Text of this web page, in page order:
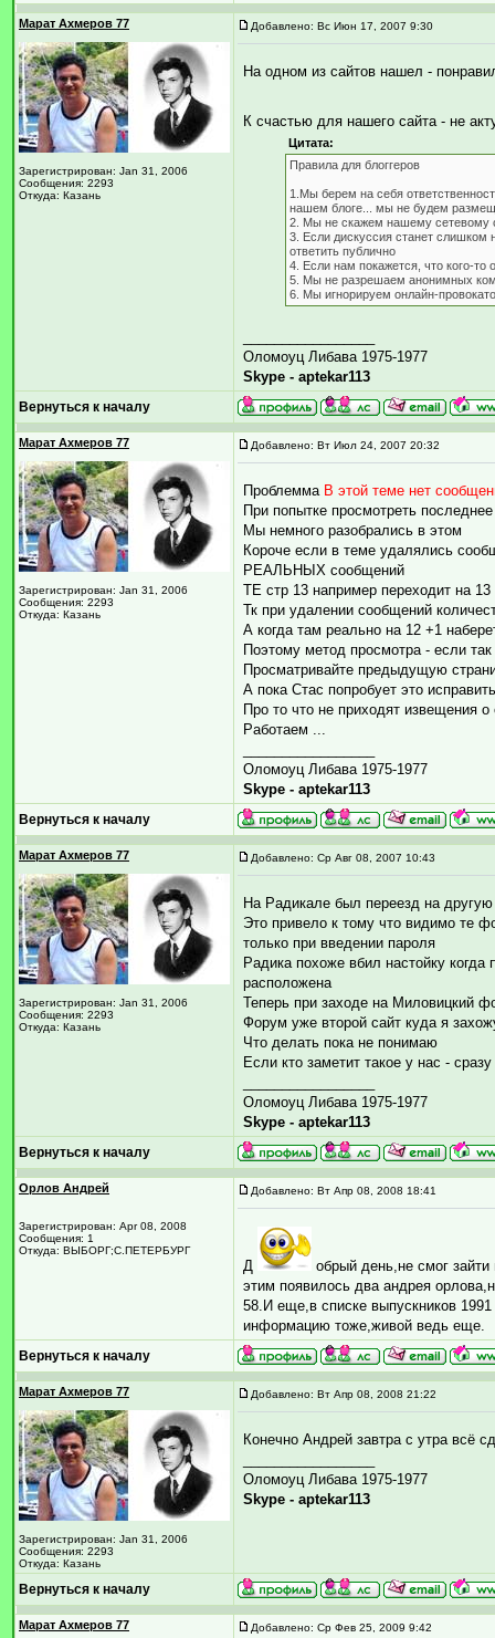
Марат Ахмеров 77
Зарегистрирован: Jan 31, 2006
Сообщения: 2293
Откуда: Казань
Добавлено: Вс Июн 17, 2007 9:30
На одном из сайтов нашел -
К счастью для нашего сайта - не
Цитата:
Правила для блоггеров
1.Мы берем на себя
нашем блоге... мы не будем
2. Мы не скажем нашему сетевому
3. Если дискуссия станет слишком
ответить публично
4. Если нам покажется, что кого-
5. Мы не разрешаем анонимных
6. Мы игнорируем онлайн-
Оломоуц Либава 1975-1977
Skype - aptekar113
Вернуться к началу
Марат Ахмеров 77
Зарегистрирован: Jan 31, 2006
Сообщения: 2293
Откуда: Казань
Добавлено: Вт Июл 24, 2007 20:32
Проблемма В этой теме нет
При попытке просмотреть
Мы немного разобрались в этом
Короче если в теме удалялись
РЕАЛЬНЫХ сообщений
ТЕ стр 13 например переходит на
Тк при удалении сообщений
А когда там реально на 12 +1
Поэтому метод просмотра - если
Просматривайте предыдущую
А пока Стас попробует это исправить
Про то что не приходят извещения
Работаем ...
Оломоуц Либава 1975-1977
Skype - aptekar113
Вернуться к началу
Марат Ахмеров 77
Зарегистрирован: Jan 31, 2006
Сообщения: 2293
Откуда: Казань
Добавлено: Ср Авг 08, 2007 10:43
На Радикале был переезд на
Это привело к тому что видимо те
только при введении пароля
Радика похоже вбил настойку когда
расположена
Теперь при заходе на Миловицкий
Форум уже второй сайт куда я
Что делать пока не понимаю
Если кто заметит такое у нас -
Оломоуц Либава 1975-1977
Skype - aptekar113
Вернуться к началу
Орлов Андрей
Зарегистрирован: Apr 08, 2008
Сообщения: 1
Откуда: ВЫБОРГ;С.ПЕТЕРБУРГ
Добавлено: Вт Апр 08, 2008 18:41
Д
обрый день,не смог
этим появилось два андрея
58.И еще,в списке выпускников
информацию тоже,живой ведь еще.
Вернуться к началу
Марат Ахмеров 77
Зарегистрирован: Jan 31, 2006
Сообщения: 2293
Откуда: Казань
Добавлено: Вт Апр 08, 2008 21:22
Конечно Андрей завтра с утра всё
Оломоуц Либава 1975-1977
Skype - aptekar113
Вернуться к началу
Марат Ахмеров 77 Добавлено: Ср Фев 25, 2009 9:42